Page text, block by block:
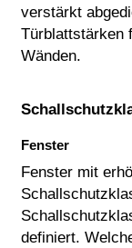
verstärkt
Türblattstärken
Wänden.
Fenster
Fenster mit
definiert.